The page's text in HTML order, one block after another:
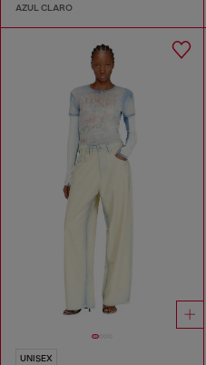
AZUL CLARO
UNISEX